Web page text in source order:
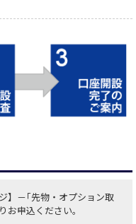
】－｢先物・オプション取
お申込ください｡